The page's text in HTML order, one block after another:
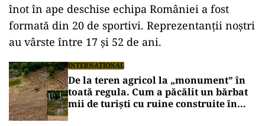
înot în ape deschise echipa României a fost
formată din 20 de sportivi. Reprezentanții noștri
au vârste între 17 și 52 de ani.
INTERNAȚIONAL
De la teren agricol la „monument” în
toată regula. Cum a păcălit un bărbat
mii de turiști cu ruine construite în